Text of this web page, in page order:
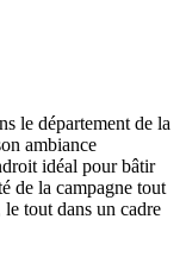
le département de la
ambiance
idéal pour bâtir
de la campagne tout
le tout dans un cadre